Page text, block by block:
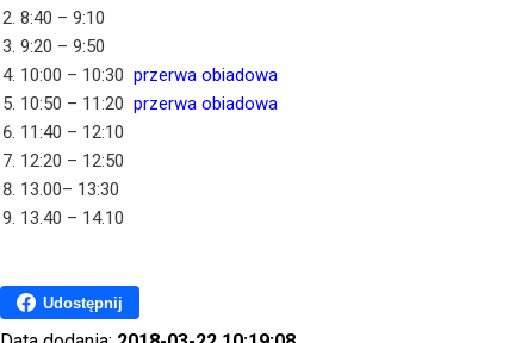
8:40 – 9:10
9:20 – 9:50
10:00 – 10:30 przerwa obiadowa
10:50 – 11:20 przerwa obiadowa
11:40 – 12:10
12:20 – 12:50
13.00– 13:30
13.40 – 14.10
Udostępnij